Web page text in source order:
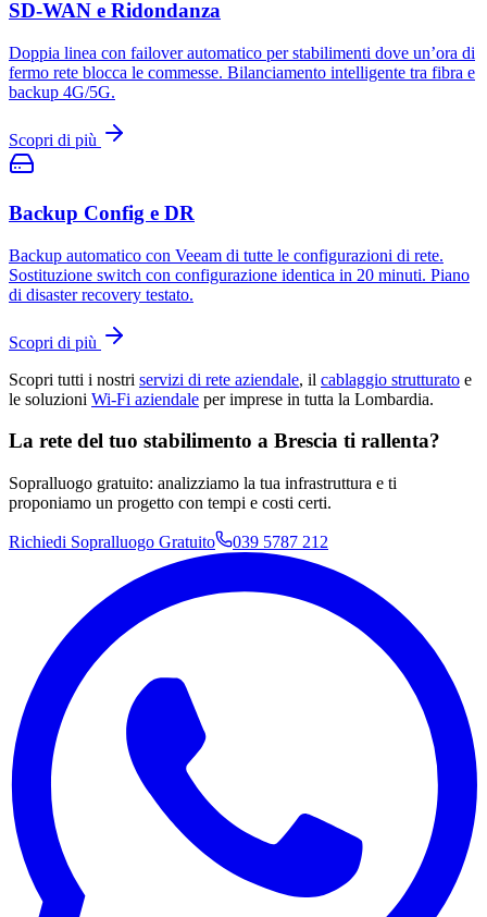
SD-WAN e Ridondanza
Doppia linea con failover automatico per stabilimenti dove un’ora di
fermo rete blocca le commesse. Bilanciamento intelligente tra fibra e
backup 4G/5G.
Scopri di più
Backup Config e DR
Backup automatico con Veeam di tutte le configurazioni di rete.
Sostituzione switch con configurazione identica in 20 minuti. Piano
di disaster recovery testato.
Scopri di più
Scopri tutti i nostri servizi di rete aziendale, il cablaggio strutturato e
le soluzioni Wi-Fi aziendale per imprese in tutta la Lombardia.
La rete del tuo stabilimento a Brescia ti rallenta?
Sopralluogo gratuito: analizziamo la tua infrastruttura e ti
proponiamo un progetto con tempi e costi certi.
Richiedi Sopralluogo Gratuito 039 5787 212